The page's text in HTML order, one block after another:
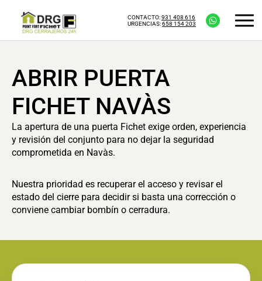
CONTACTO:931 408 616
URGENCIAS:658 154 203
ABRIR PUERTA
FICHET NAVÀS
La apertura de una puerta Fichet exige orden, experiencia
y revisión del conjunto para no dejar la seguridad
comprometida en Navàs.
Nuestra prioridad es recuperar el acceso y revisar el
estado del cierre para decidir si basta una corrección o
conviene cambiar bombín o cerradura.